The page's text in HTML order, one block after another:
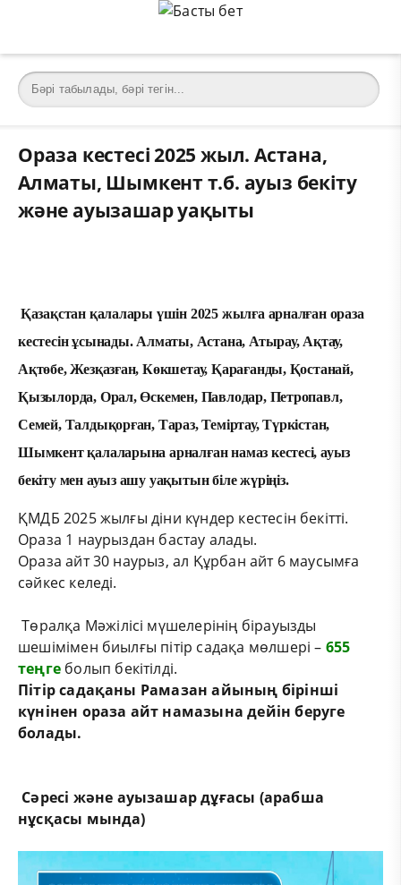
Ораза кестесі 2025 жыл. Астана,
Алматы, Шымкент т.б. ауыз бекіту
және ауызашар уақыты
Қазақстан қалалары үшін 2025 жылға арналған ораза
кестесін ұсынады. Алматы, Астана, Атырау, Ақтау,
Ақтөбе, Жезқазған, Көкшетау, Қарағанды, Қостанай,
Қызылорда, Орал, Өскемен, Павлодар, Петропавл,
Семей, Талдықорған, Тараз, Теміртау, Түркістан,
Шымкент қалаларына арналған намаз кестесі, ауыз
бекіту мен ауыз ашу уақытын біле жүріңіз.
ҚМДБ 2025 жылғы діни күндер кестесін бекітті.
Ораза 1 наурыздан бастау алады.
Ораза айт 30 наурыз, ал Құрбан айт 6 маусымға
сәйкес келеді.
Төралқа Мәжілісі мүшелерінің бірауызды
шешімімен биылғы пітір садақа мөлшері – 655
теңгеболып бекітілді.
Пітір садақаны Рамазан айының бірінші
күнінен ораза айт намазына дейін беруге
болады.
Сәресі және ауызашар дұғасы (арабша
нұсқасы мында)